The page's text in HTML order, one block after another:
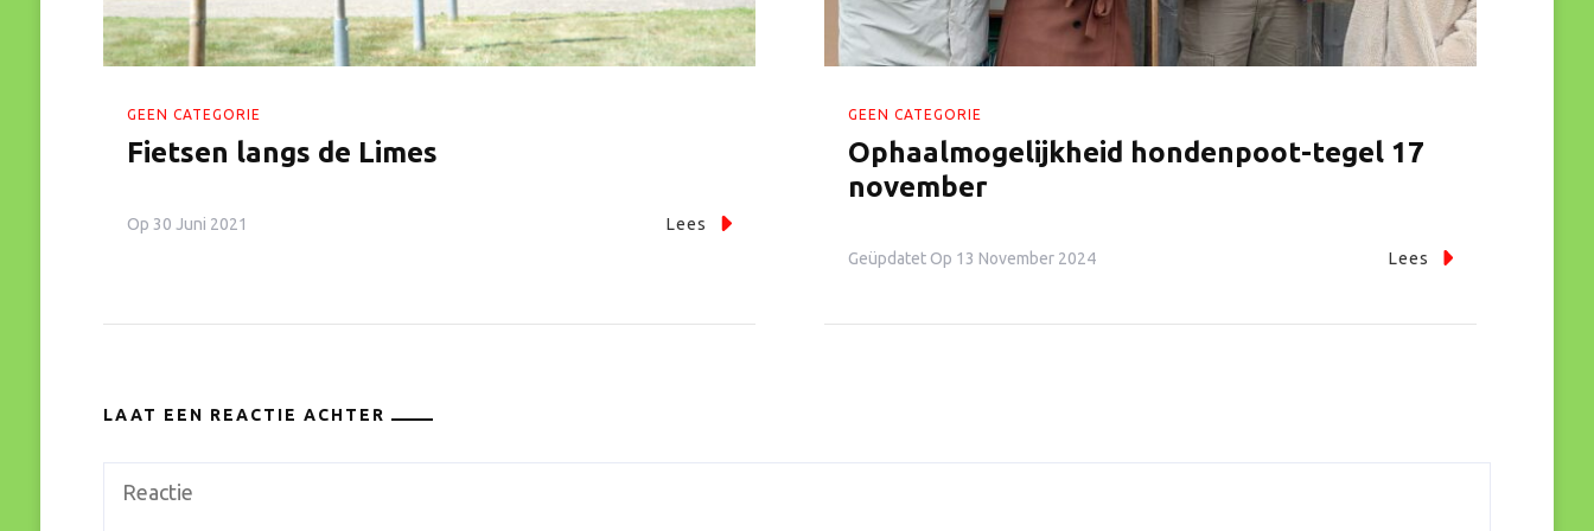
GEEN CATEGORIE
Fietsen langs de Limes
Op 30 Juni 2021 Lees
GEEN CATEGORIE
Ophaalmogelijkheid hondenpoot-tegel 17
november
Geüpdatet Op 13 November 2024 Lees
LAAT EEN REACTIE ACHTER